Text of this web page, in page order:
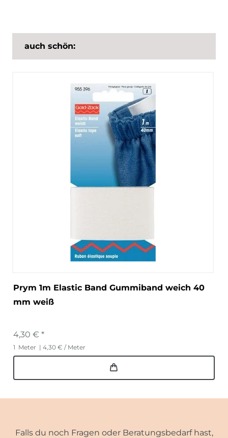
auch schön:
Prym 1m Elastic Band Gummiband weich 40
mm weiß
4,30 € *
1 Meter | 4,30 € / Meter
Falls du noch Fragen oder Beratungsbedarf hast,